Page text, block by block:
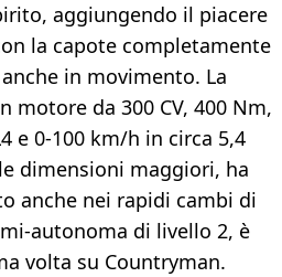
aggiungendo il piacere
la capote completamente
in movimento. La
motore da 300 CV, 400 Nm,
e 0-100 km/h in circa 5,4
dimensioni maggiori, ha
anche nei rapidi cambi di
autonoma di livello 2, è
volta su Countryman.